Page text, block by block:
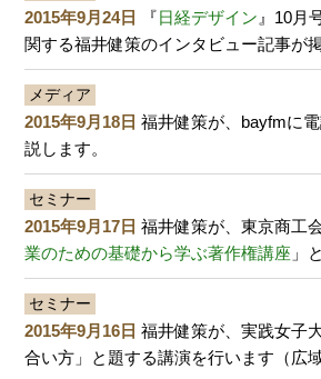
2015年9月24日 『日経デザイン 』10月
関する福井健策のインタビュー記事が
メディア
2015年9月18日 福井健策が、bayfmに
説します。
セミナー
2015年9月17日 福井健策が、東京商工
業のための基礎から学ぶ著作権講座 」
セミナー
2015年9月16日 福井健策が、実践女子
合い方」と題する講演を行います（広